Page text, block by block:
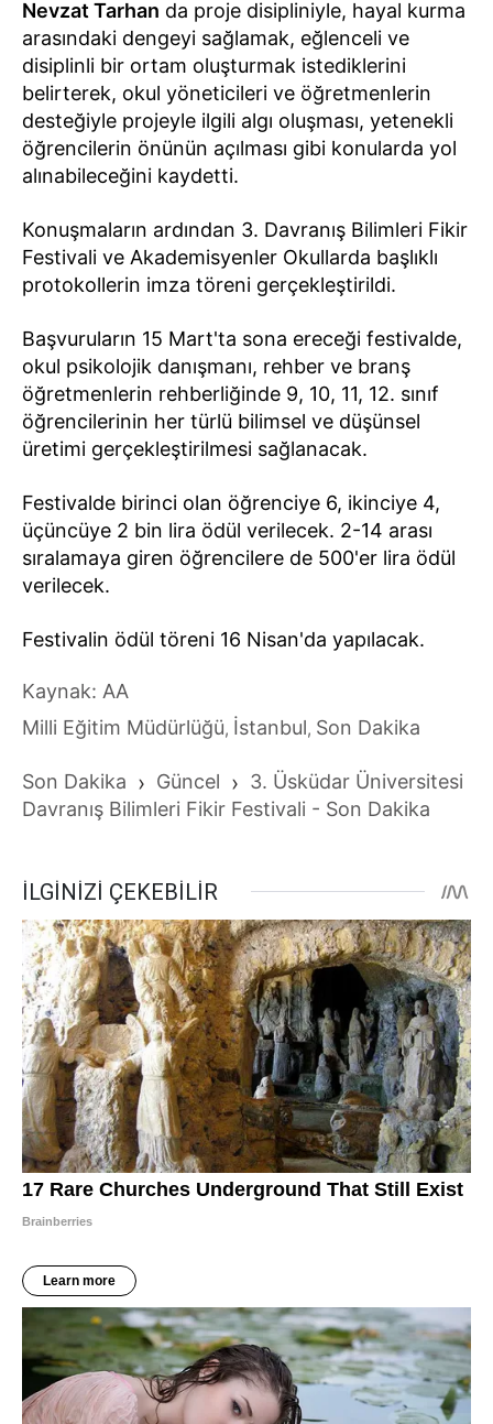
Nevzat Tarhan da proje disipliniyle, hayal kurma
arasındaki dengeyi sağlamak, eğlenceli ve
disiplinli bir ortam oluşturmak istediklerini
belirterek, okul yöneticileri ve öğretmenlerin
desteğiyle projeyle ilgili algı oluşması, yetenekli
öğrencilerin önünün açılması gibi konularda yol
alınabileceğini kaydetti.
Konuşmaların ardından 3. Davranış Bilimleri Fikir
Festivali ve Akademisyenler Okullarda başlıklı
protokollerin imza töreni gerçekleştirildi.
Başvuruların 15 Mart'ta sona ereceği festivalde,
okul psikolojik danışmanı, rehber ve branş
öğretmenlerin rehberliğinde 9, 10, 11, 12. sınıf
öğrencilerinin her türlü bilimsel ve düşünsel
üretimi gerçekleştirilmesi sağlanacak.
Festivalde birinci olan öğrenciye 6, ikinciye 4,
üçüncüye 2 bin lira ödül verilecek. 2-14 arası
sıralamaya giren öğrencilere de 500'er lira ödül
verilecek.
Festivalin ödül töreni 16 Nisan'da yapılacak.
Kaynak: AA
Milli Eğitim Müdürlüğü, İstanbul, Son Dakika
Son Dakika › Güncel › 3. Üsküdar Üniversitesi
Davranış Bilimleri Fikir Festivali - Son Dakika